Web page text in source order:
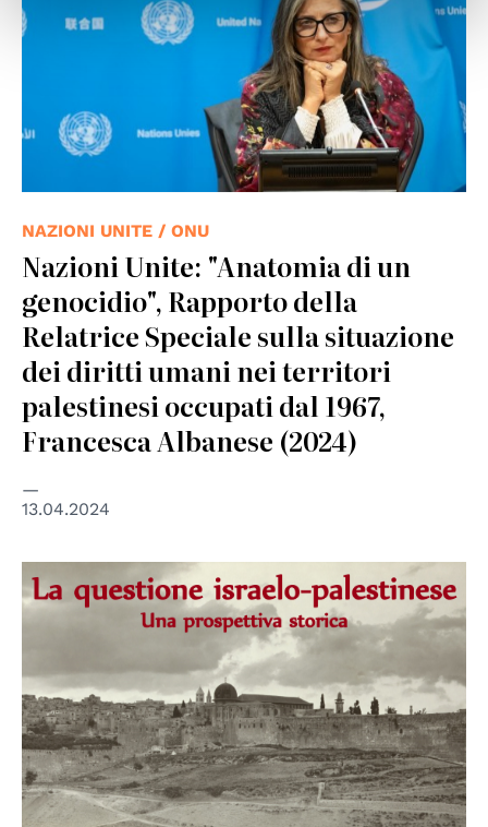
NAZIONI UNITE / ONU
Nazioni Unite: "Anatomia di un
genocidio", Rapporto della
Relatrice Speciale sulla situazione
dei diritti umani nei territori
palestinesi occupati dal 1967,
Francesca Albanese (2024)
13.04.2024